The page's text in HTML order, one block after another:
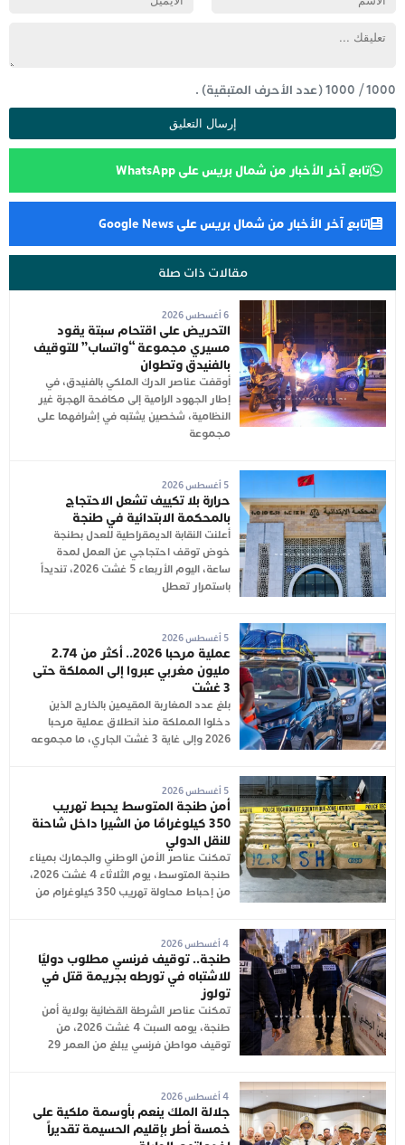
1000
/
1000(عدد الأحرف المتبقية) .
تابع آخر الأخبار من شمال بريس على WhatsApp
تابع آخر الأخبار من شمال بريس على Google News
مقالات ذات صلة
6 أغسطس 2026
التحريض على اقتحام سبتة يقود
مسيري مجموعة “واتساب” للتوقيف
بالفنيدق وتطوان
أوقفت عناصر الدرك الملكي بالفنيدق، في
إطار الجهود الرامية إلى مكافحة الهجرة غير
النظامية، شخصين يشتبه في إشرافهما على
مجموعة
5 أغسطس 2026
حرارة بلا تكييف تشعل الاحتجاج
بالمحكمة الابتدائية في طنجة
أعلنت النقابة الديمقراطية للعدل بطنجة
خوض توقف احتجاجي عن العمل لمدة
ساعة، اليوم الأربعاء 5 غشت 2026، تنديداً
باستمرار تعطل
5 أغسطس 2026
عملية مرحبا 2026.. أكثر من 2.74
مليون مغربي عبروا إلى المملكة حتى
3 غشت
بلغ عدد المغاربة المقيمين بالخارج الذين
دخلوا المملكة منذ انطلاق عملية مرحبا
2026 وإلى غاية 3 غشت الجاري، ما مجموعه
5 أغسطس 2026
أمن طنجة المتوسط يحبط تهريب
350 كيلوغرامًا من الشيرا داخل شاحنة
للنقل الدولي
تمكنت عناصر الأمن الوطني والجمارك بميناء
طنجة المتوسط، يوم الثلاثاء 4 غشت 2026،
من إحباط محاولة تهريب 350 كيلوغرام من
4 أغسطس 2026
طنجة.. توقيف فرنسي مطلوب دوليًا
للاشتباه في تورطه بجريمة قتل في
تولوز
تمكنت عناصر الشرطة القضائية بولاية أمن
طنجة، يومه السبت 4 غشت 2026، من
توقيف مواطن فرنسي يبلغ من العمر 29
4 أغسطس 2026
جلالة الملك ينعم بأوسمة ملكية على
خمسة أطر بإقليم الحسيمة تقديراً